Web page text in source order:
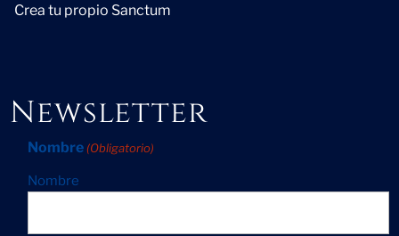
Crea tu propio Sanctum
Newsletter
Nombre (Obligatorio)
Nombre